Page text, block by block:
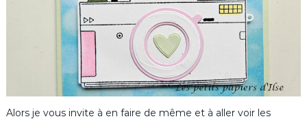
Alors je vous invite à en faire de même et à aller voir les